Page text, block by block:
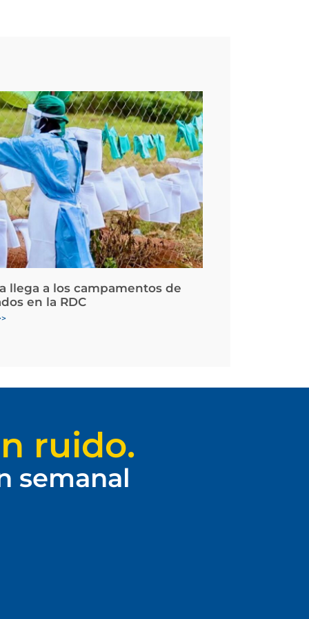
llega a los campamentos de
en la RDC
ruido.
semanal